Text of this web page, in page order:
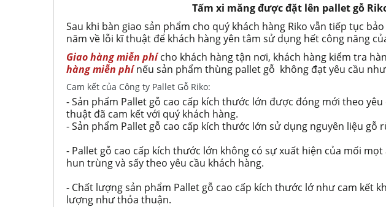
Tấm xi măng được đặt lên pallet gỗ
Sau khi bàn giao sản phẩm cho quý khách hàng Riko vẫn tiếp tục
năm về lỗi kĩ thuật để khách hàng yên tâm sử dụng hết công năng
Giao hàng miễn phícho khách hàng tận nơi, khách hàng kiểm tra
hàng miễn phínếu sản phẩm thùng pallet gỗ không đạt yêu cầu
Cam kết của Công ty Pallet Gỗ Riko:
- Sản phẩm Pallet gỗ cao cấp kích thước lớn được đóng mới theo
thuật đã cam kết với quý khách hàng.
- Sản phẩm Pallet gỗ cao cấp kích thước lớn sử dụng nguyên liệu
- Pallet gỗ cao cấp kích thước lớn không có sự xuất hiện của mối
hun trùng và sấy theo yêu cầu khách hàng.
- Chất lượng sản phẩm Pallet gỗ cao cấp kích thước lớ như cam kết
lượng như thỏa thuận.